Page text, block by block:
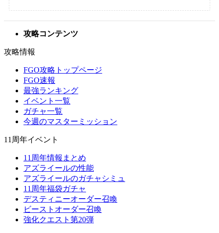
攻略コンテンツ
攻略情報
FGO攻略トップページ
FGO速報
最強ランキング
イベント一覧
ガチャ一覧
今週のマスターミッション
11周年イベント
11周年情報まとめ
アズライールの性能
アズライールのガチャシミュ
11周年福袋ガチャ
デスティニーオーダー召喚
ビーストオーダー召喚
強化クエスト第20弾